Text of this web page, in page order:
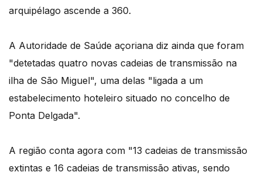
arquipélago ascende a 360.
A Autoridade de Saúde açoriana diz ainda que foram
"detetadas quatro novas cadeias de transmissão na
ilha de São Miguel", uma delas "ligada a um
estabelecimento hoteleiro situado no concelho de
Ponta Delgada".
A região conta agora com "13 cadeias de transmissão
extintas e 16 cadeias de transmissão ativas, sendo